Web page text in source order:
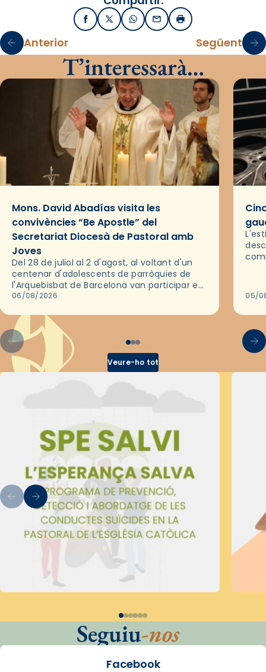
FacebookX / TwitterWhatsApp
EmailImprimir
Anterior Següent
T’interessarà…
Mons. David Abadías visita les
convivències “Be Apostle” del
Secretariat Diocesà de Pastoral amb
Joves
Del 28 de juliol al 2 d'agost, al voltant d'un
centenar d'adolescents de parròquies de
l'Arquebisbat de Barcelona van participar en
les convivències Be Apostle, organitzades
06/08/2026 05/
Veure-ho tot
Seguiu-nos
Facebook